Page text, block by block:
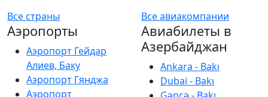
Все страны
Все авиакомпании
Аэропорты
Аэропорт Гейдар
Алиев, Баку
Аэропорт Гянджа
Аэропорт
Авиабилеты в
Азербайджан
Ankara - Bakı
Dubai - Bakı